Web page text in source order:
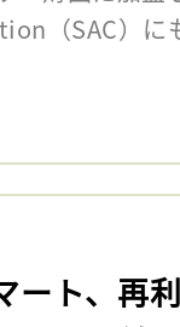
（SAC）に
ート、再